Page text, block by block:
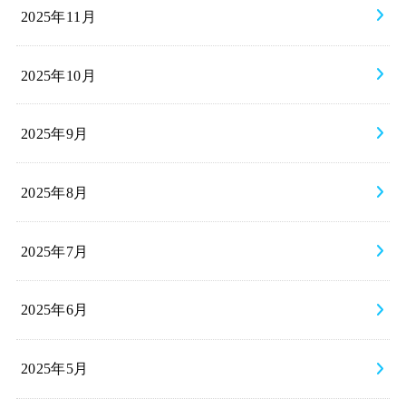
2025年11月
2025年10月
2025年9月
2025年8月
2025年7月
2025年6月
2025年5月